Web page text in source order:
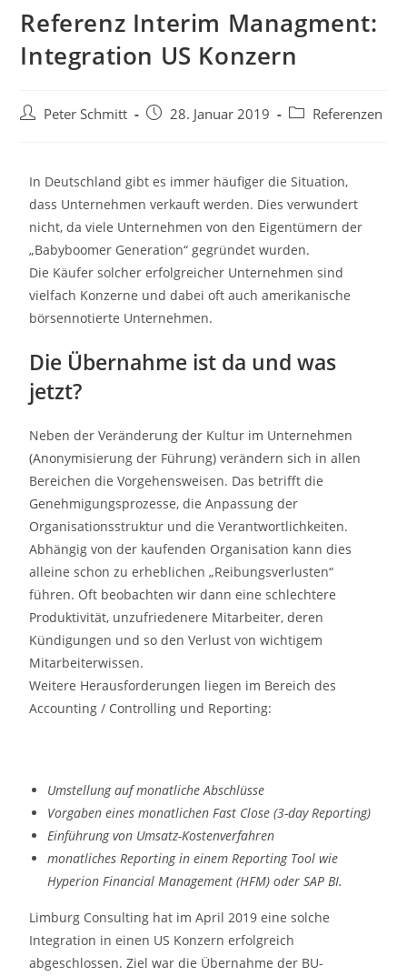
Referenz Interim Managment:
Integration US Konzern
Peter Schmitt 28. Januar 2019 Referenzen
In Deutschland gibt es immer häufiger die Situation,
dass Unternehmen verkauft werden. Dies verwundert
nicht, da viele Unternehmen von den Eigentümern der
„Babyboomer Generation“ gegründet wurden.
Die Käufer solcher erfolgreicher Unternehmen sind
vielfach Konzerne und dabei oft auch amerikanische
börsennotierte Unternehmen.
Die Übernahme ist da und was
jetzt?
Neben der Veränderung der Kultur im Unternehmen
(Anonymisierung der Führung) verändern sich in allen
Bereichen die Vorgehensweisen. Das betrifft die
Genehmigungsprozesse, die Anpassung der
Organisationsstruktur und die Verantwortlichkeiten.
Abhängig von der kaufenden Organisation kann dies
alleine schon zu erheblichen „Reibungsverlusten“
führen. Oft beobachten wir dann eine schlechtere
Produktivität, unzufriedenere Mitarbeiter, deren
Kündigungen und so den Verlust von wichtigem
Mitarbeiterwissen.
Weitere Herausforderungen liegen im Bereich des
Accounting / Controlling und Reporting:
Umstellung auf monatliche Abschlüsse
Vorgaben eines monatlichen Fast Close (3-day Reporting)
Einführung von Umsatz-Kostenverfahren
monatliches Reporting in einem Reporting Tool wie
Hyperion Financial Management (HFM) oder SAP BI.
Limburg Consulting hat im April 2019 eine solche
Integration in einen US Konzern erfolgreich
abgeschlossen. Ziel war die Übernahme der BU-